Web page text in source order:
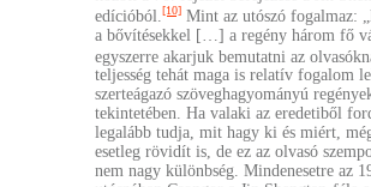
edícióból. [10] Mint az utószó fogalmaz:
a bővítésekkel […] a regény három fő
egyszerre akarjuk bemutatni az
teljesség tehát maga is relatív fogalom
szerteágazó szöveghagyományú
tekintetében. Ha valaki az eredetiből
legalább tudja, mit hagy ki és miért,
esetleg rövidít is, de ez az olvasó
nem nagy különbség. Mindenesetre az